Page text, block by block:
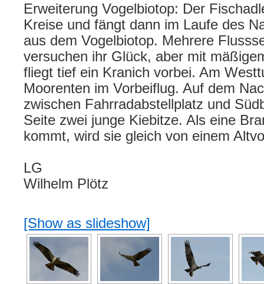
Erweiterung Vogelbiotop: Der
Kreise und fängt dann im Laufe des
aus dem Vogelbiotop. Mehrere
versuchen ihr Glück, aber mit
fliegt tief ein Kranich vorbei. Am
Moorenten im Vorbeiflug. Auf dem
zwischen Fahrradabstellplatz und
Seite zwei junge Kiebitze. Als eine
kommt, wird sie gleich von einem
LG
Wilhelm Plötz
[Show as slideshow]